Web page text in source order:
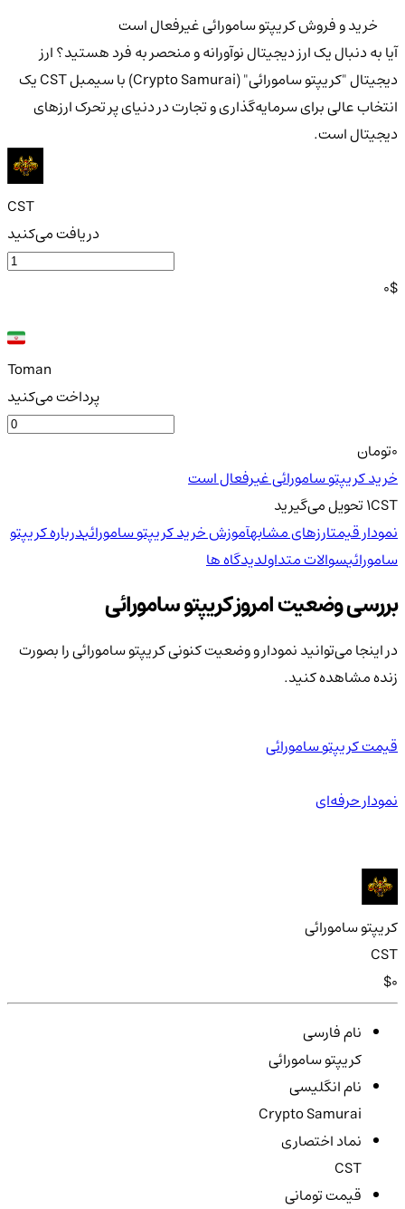
خرید و فروش کریپتو سامورائی غیرفعال است
آیا به دنبال یک ارز دیجیتال نوآورانه و منحصر به فرد هستید؟ ارز
دیجیتال "کریپتو سامورائی" (Crypto Samurai) با سیمبل CST یک
انتخاب عالی برای سرمایه‌گذاری و تجارت در دنیای پر تحرک ارزهای
دیجیتال است.
CST
دریافت می‌کنید
0$
Toman
پرداخت می‌کنید
تومان
خرید کریپتو سامورائی غیرفعال است
1CSTتحویلمی‌گیرید
نمودار قیمتارزهای مشابهآموزش خرید کریپتو سامورائیدرباره کریپتو
سامورائیسوالات متداولدیدگاه ها
بررسی وضعیت امروز کریپتو سامورائی
در اینجا می‌توانید نمودار و وضعیت کنونی کریپتو سامورائی را بصورت
زنده مشاهده کنید.
قیمت کریپتو سامورائی
نمودار حرفه‌ای
کریپتو سامورائی
CST
$0
نام فارسی
کریپتو سامورائی
نام انگلیسی
Crypto Samurai
نماد اختصاری
CST
قیمت تومانی